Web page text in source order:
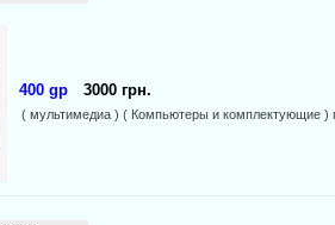
400 gp 3000 грн.
( мультимедиа ) ( Компьютеры и комплектующие )